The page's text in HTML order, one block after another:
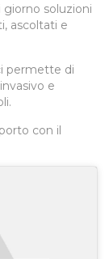
soluzioni
ascoltati e
permette di
e
con il